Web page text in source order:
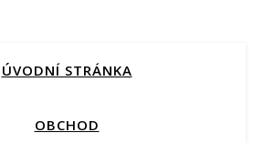
ÚVODNÍ STRÁNKA
OBCHOD